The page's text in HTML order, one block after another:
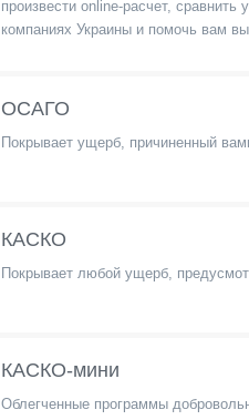
произвести online-расчет,
компаниях Украины и помочь вам
ОСАГО
Покрывает ущерб, причиненный
КАСКО
Покрывает любой ущерб,
КАСКО-мини
Облегченные программы